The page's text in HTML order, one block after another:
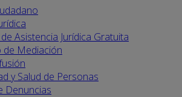
Asistencia Jurídica Gratuita
de Mediación
y Salud de Personas
Denuncias